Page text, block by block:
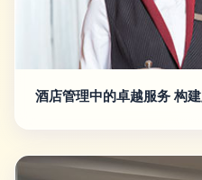
酒店管理中的卓越服务 构